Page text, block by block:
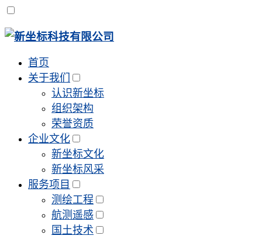
首页
关于我们
认识新坐标
组织架构
荣誉资质
企业文化
新坐标文化
新坐标风采
服务项目
测绘工程
航测遥感
国土技术